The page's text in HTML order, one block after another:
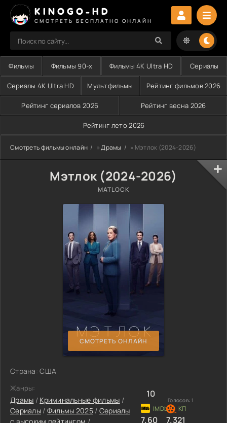
KINOGO-HD
СМОТРЕТЬ БЕСПЛАТНО ОНЛАЙН
Фильмы Фильмы 90-х Фильмы 4K Ultra HD Сериалы
Сериалы 4K Ultra HD Мультфильмы Рейтинг фильмов 2026
Рейтинг сериалов 2026 Рейтинг весна 2026
Рейтинг лето 2026
Смотреть фильмы онлайн »Драмы » Мэтлок (2024-2026)
Мэтлок (2024-2026)
MATLOCK
СМОТРЕТЬ ОНЛАЙН
Страна: США
Жанры:
Драмы / Криминальные фильмы /
Сериалы/ Фильмы 2025/ Сериалы
10
Голосов: 1
7.60 7.321